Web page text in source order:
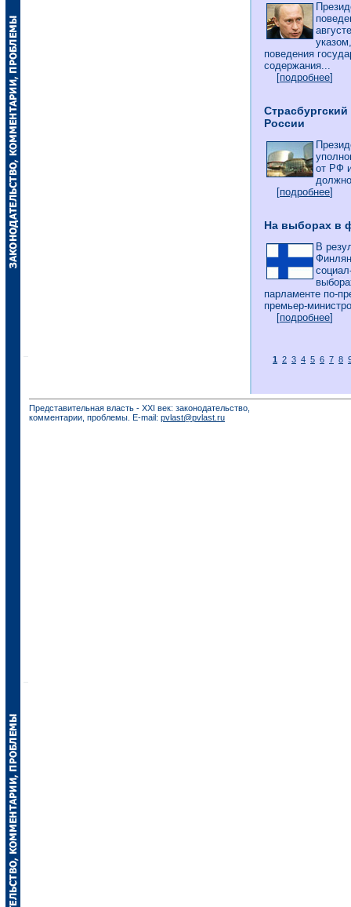
поведения
содержания...
[подробнее]
России
от РФ
[подробнее]
На выборах в
В
парламенте по-
премьер-
[подробнее]
1 2 3 4 5 6 7 8
Представительная власть - XXI век: законодательство,
комментарии, проблемы. E-mail: pvlast@pvlast.ru